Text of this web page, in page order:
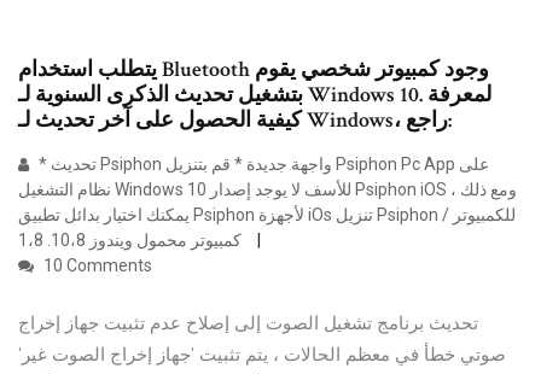
يتطلب استخدام Bluetooth وجود كمبيوتر شخصي يقوم
بتشغيل تحديث الذكرى السنوية لـ Windows 10. لمعرفة
كيفية الحصول على آخر تحديث لـ Windows، راجع:
* تحديث Psiphon واجهة جديدة * قم بتنزيل Psiphon Pc App على
نظام التشغيل Windows 10 للأسف لا يوجد إصدار Psiphon iOS ، ومع ذلك
يمكنك اختيار بدائل تطبيق Psiphon لأجهزة iOs تنزيل Psiphon للكمبيوتر /
10 Comments
تحديث برنامج تشغيل الصوت إلى إصلاح عدم تثبيت جهاز إخراج
صوتي خطأ في معظم الحالات ، يتم تثبيت 'جهاز إخراج الصوت غير'